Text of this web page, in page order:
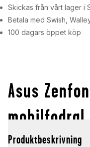
Skickas från vårt lager i
Betala med Swish,
100 dagars öppet köp
Asus
Produktbeskrivning